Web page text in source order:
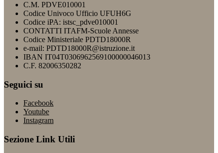
C.M. PDVE010001
Codice Univoco Ufficio UFUH6G
Codice iPA: istsc_pdve010001
CONTATTI ITAFM-Scuole Annesse
Codice Ministeriale PDTD18000R
e-mail: PDTD18000R@istruzione.it
IBAN IT04T0306962569100000046013
C.F. 82006350282
Seguici su
Facebook
Youtube
Instagram
Sezione Link Utili